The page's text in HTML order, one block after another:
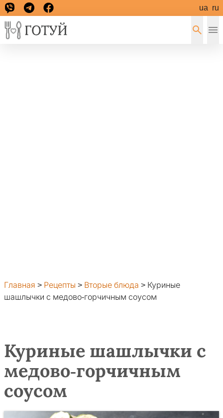
ua ru
Главная > Рецепты > Вторые блюда > Куриные
шашлычки с медово-горчичным соусом
Куриные шашлычки с
медово-горчичным
соусом